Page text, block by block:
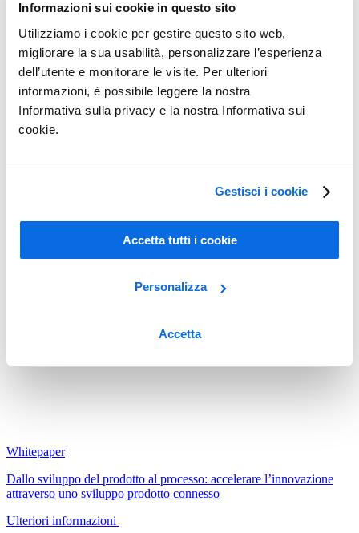
Informazioni sui cookie in questo sito
Utilizziamo i cookie per gestire questo sito web,
migliorare la sua usabilità, personalizzare l’esperienza
dell’utente e monitorare le visite. Per ulteriori
informazioni, è possibile leggere la nostra
Informativa sulla privacy e la nostra Informativa sui
cookie.
Gestisci i cookie
Accetta tutti i cookie
Personalizza
Accetta
Ulteriori informazioni
Whitepaper
Dallo sviluppo del prodotto al processo: accelerare l’innovazione
attraverso uno sviluppo prodotto connesso
Ulteriori informazioni